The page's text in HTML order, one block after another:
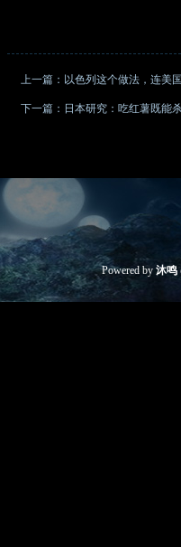
上一篇： 以色列这个做法，连美
下一篇： 日本研究：吃红薯既能
Powered by 沐鸣